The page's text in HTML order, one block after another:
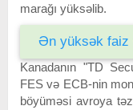
marağı yüksəlib.
Ən yüksək faiz
Kanadanın "TD
FES və ECB-nin
böyüməsi avroya